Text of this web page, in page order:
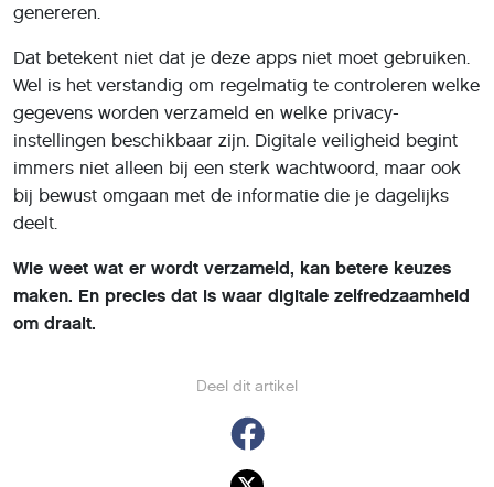
Deel dit artikel
genereren.
Dat betekent niet dat je deze apps niet moet gebruiken.
Wel is het verstandig om regelmatig te controleren welke
gegevens worden verzameld en welke privacy-
instellingen beschikbaar zijn. Digitale veiligheid begint
immers niet alleen bij een sterk wachtwoord, maar ook
bij bewust omgaan met de informatie die je dagelijks
deelt.
Wie weet wat er wordt verzameld, kan betere keuzes
maken. En precies dat is waar digitale zelfredzaamheid
om draait.